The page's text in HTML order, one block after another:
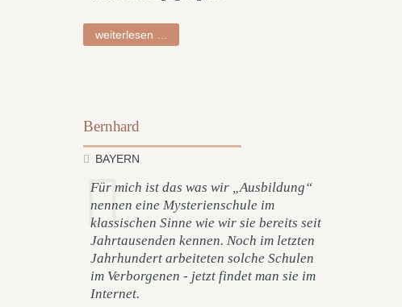
weiterlesen …
Bernhard
BAYERN
Für mich ist das was wir „Ausbildung“
nennen eine Mysterienschule im
klassischen Sinne wie wir sie bereits seit
Jahrtausenden kennen. Noch im letzten
Jahrhundert arbeiteten solche Schulen
im Verborgenen - jetzt findet man sie im
Internet.